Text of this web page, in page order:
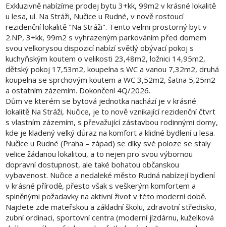
Exkluzivně nabízíme prodej bytu 3+kk, 99m2 v krásné lokalitě
u lesa, ul. Na Stráži, Nučice u Rudné, v nově rostoucí
rezidenční lokalitě "Na Stráži". Tento velmi prostorný byt v
2.NP, 3+kk, 99m2 s vyhrazeným parkováním před domem
svou velkorysou dispozicí nabízí světlý obývací pokoj s
kuchyňským koutem o velikosti 23,48m2, ložnici 14,95m2,
dětský pokoj 17,53m2, koupelna s WC a vanou 7,32m2, druhá
koupelna se sprchovým koutem a WC 3,52m2, šatna 5,25m2
a ostatním zázemím. Dokončení 4Q/2026.
Dům ve kterém se bytová jednotka nachází je v krásné
lokalitě Na Stráži, Nučice, je to nově vznikající rezidenční čtvrt
s vlastním zázemím, s převažující zástavbou rodinnými domy,
kde je kladený velký důraz na komfort a klidné bydlení u lesa.
Nučice u Rudné (Praha – západ) se díky své poloze se staly
velice žádanou lokalitou, a to nejen pro svou výbornou
dopravní dostupnost, ale také bohatou občanskou
vybavenost. Nučice a nedaleké město Rudná nabízejí bydlení
v krásné přírodě, přesto však s veškerým komfortem a
splněnými požadavky na aktivní život v této moderní době.
Najdete zde mateřskou a základní školu, zdravotní středisko,
zubní ordinaci, sportovní centra (moderní jízdárnu, kuželková